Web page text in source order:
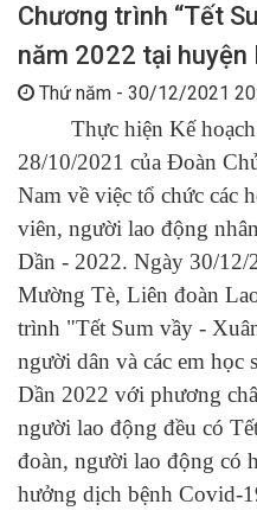
Chương trình “Tết
năm 2022 tại huyện
Thứ năm - 30/12/2021
Thực hiện Kế hoạch
28/10/2021 của Đoàn
Nam về việc tổ chức các
viên, người lao động
Dần - 2022. Ngày 30/12/
Mường Tè, Liên đoàn
trình "Tết Sum vầy -
người dân và các em học
Dần 2022 với phương
người lao động đều có
đoàn, người lao động có
hưởng dịch bệnh Covid-